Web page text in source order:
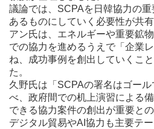
議論では、SCPAを日韓協力の
あるものにしていく必要性が共有
アン氏は、エネルギーや重要鉱
での協力を進めるうえで「企業
ね、成功事例を創出していくこ
た。
久野氏は「SCPAの署名はゴー
べ、政府間での机上演習による
できる協力案件の創出が重要と
デジタル貿易やAI協力も主要テ